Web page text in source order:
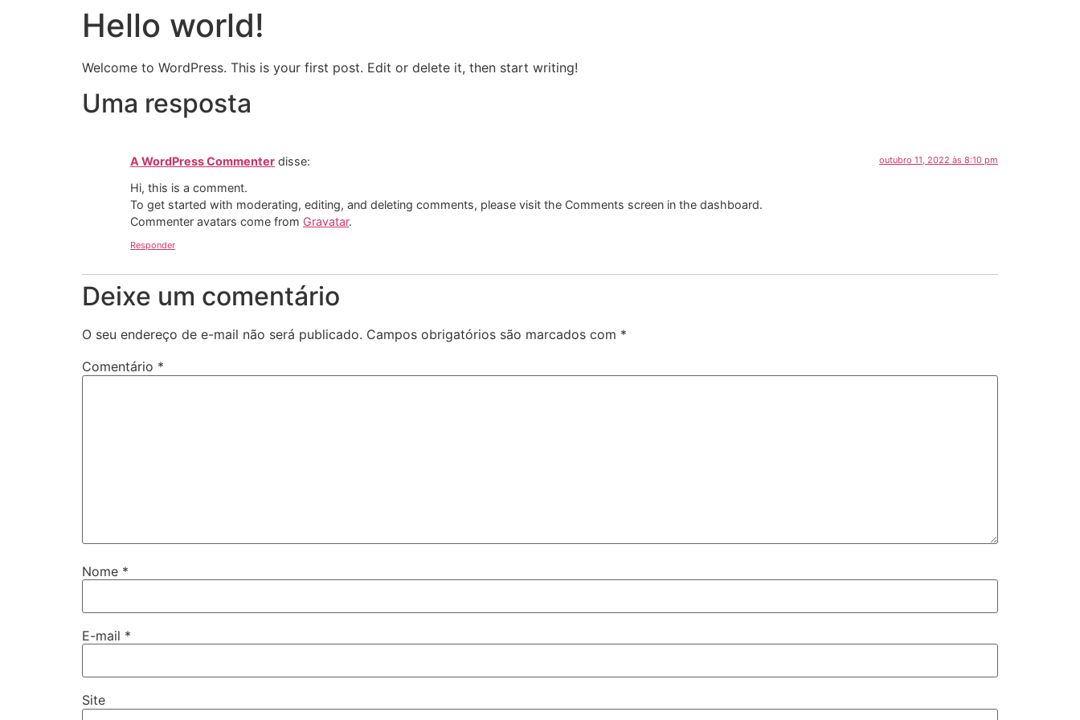
Hello world!
Welcome to WordPress. This is your first post. Edit or delete it, then start writing!
Uma resposta
A WordPress Commenter disse: outubro 11, 2022 às 8:10 pm
Hi, this is a comment.
To get started with moderating, editing, and deleting comments, please visit the Comments screen in the dashboard.
Commenter avatars come from Gravatar.
Responder
Deixe um comentário
O seu endereço de e-mail não será publicado. Campos obrigatórios são marcados com *
Comentário *
Nome *
E-mail *
Site